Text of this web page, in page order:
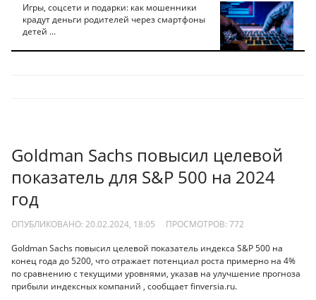
Игры, соцсети и подарки: как мошенники
крадут деньги родителей через смартфоны
детей ...
Goldman Sachs повысил целевой
показатель для S&P 500 на 2024
год
ОПУБЛИКОВАНО: 20.02.2024, 18:05 ПРОСМОТРОВ: 772
Goldman Sachs повысил целевой показатель индекса S&P 500 на
конец года до 5200, что отражает потенциал роста примерно на 4%
по сравнению с текущими уровнями, указав на улучшение прогноза
прибыли индексных компаний , сообщает finversia.ru.